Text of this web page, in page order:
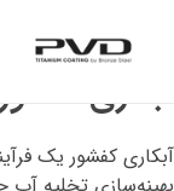
ایران برنز استیلانواع خدمات آبکاری
آبکاری کفشور
آبکاری کفشور یک